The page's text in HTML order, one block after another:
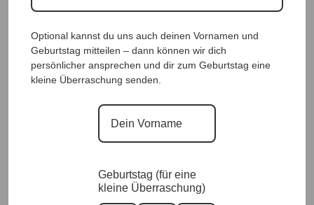
Optional kannst du uns auch deinen Vornamen und
Geburtstag mitteilen – dann können wir dich
persönlicher ansprechen und dir zum Geburtstag eine
kleine Überraschung senden.
Geburtstag (für eine
kleine Überraschung)